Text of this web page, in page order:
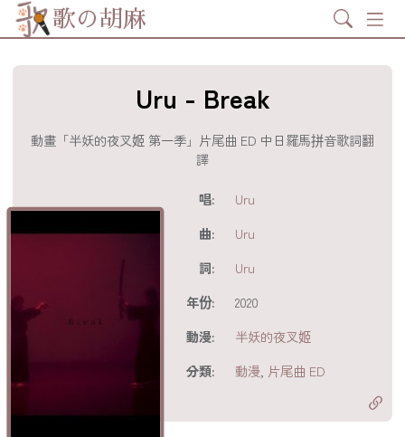
歌の胡麻 Search
Uru - Break
動畫「半妖的夜叉姬 第一季」片尾曲 ED 中日羅馬拼音歌詞翻
譯
唱:
Uru
曲:
Uru
詞:
Uru
年份:
2020
動漫:
半妖的夜叉姬
分類:
動漫 片尾曲 ED
享至 X